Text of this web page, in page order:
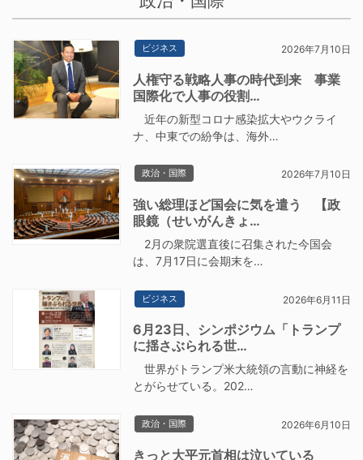
ビジネス 2026年7月10日
人権守る戦略人事の時代到来 事業
国際化で人事の役割…
近年の新型コロナ感染拡大やウクライ
ナ、中東での紛争は、海外…
政治・国際 2026年7月10日
強い総理ほど国会に気を遣う 【政
眼鏡（せいがんきょ…
2月の衆院選直後に召集された今国会
は、7月17日に会期末を…
ビジネス 2026年6月11日
6月23日、シンポジウム「トランプ
に揺さぶられる世…
世界がトランプ米大統領の言動に神経を
とがらせている。202…
政治・国際 2026年6月10日
きっと大平元首相は泣いている